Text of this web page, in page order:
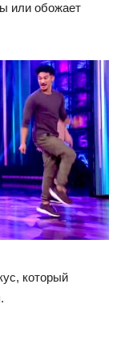
или обожает
который